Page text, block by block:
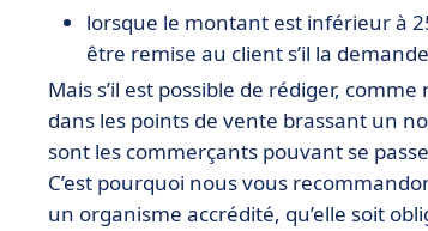
lorsque le montant est inférieur à
être remise au client s’il la
Mais s’il est possible de rédiger,
dans les points de vente brassant un
sont les commerçants pouvant se
C’est pourquoi nous vous
un organisme accrédité, qu’elle soit